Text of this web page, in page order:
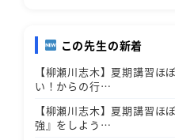
この先生の新着
【柳瀬川志木】夏期講習
い！からの行…
【柳瀬川志木】夏期講習
強』をしよう…